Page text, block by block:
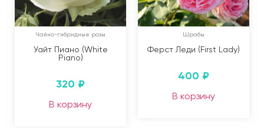
Чайно-гибридные розы
Уайт Пиано (White
Piano)
320 ₽
В корзину
Шрабы
Ферст Леди (First Lady)
400 ₽
В корзину